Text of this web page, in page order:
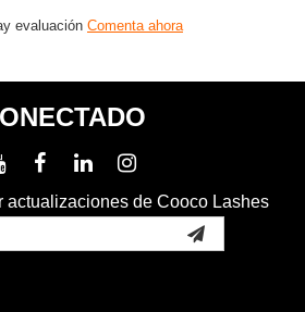
evaluación Comenta ahora
actualizaciones de Cooco Lashes